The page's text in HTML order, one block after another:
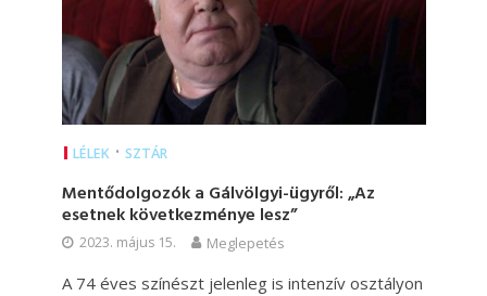
LÉLEK • SZTÁR
Mentődolgozók a Gálvölgyi-ügyről: „Az
esetnek következménye lesz”
2023. május 15. Meglepetés
A 74 éves színészt jelenleg is intenzív osztályon